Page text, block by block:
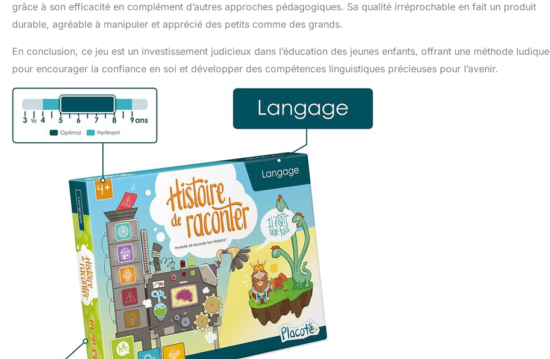
grâce à son efficacité en complément d’autres approches pédagogiques. Sa qualité irréprochable en fait un produit
durable, agréable à manipuler et apprécié des petits comme des grands.
En conclusion, ce jeu est un investissement judicieux dans l’éducation des jeunes enfants, offrant une méthode ludique
pour encourager la confiance en soi et développer des compétences linguistiques précieuses pour l’avenir.